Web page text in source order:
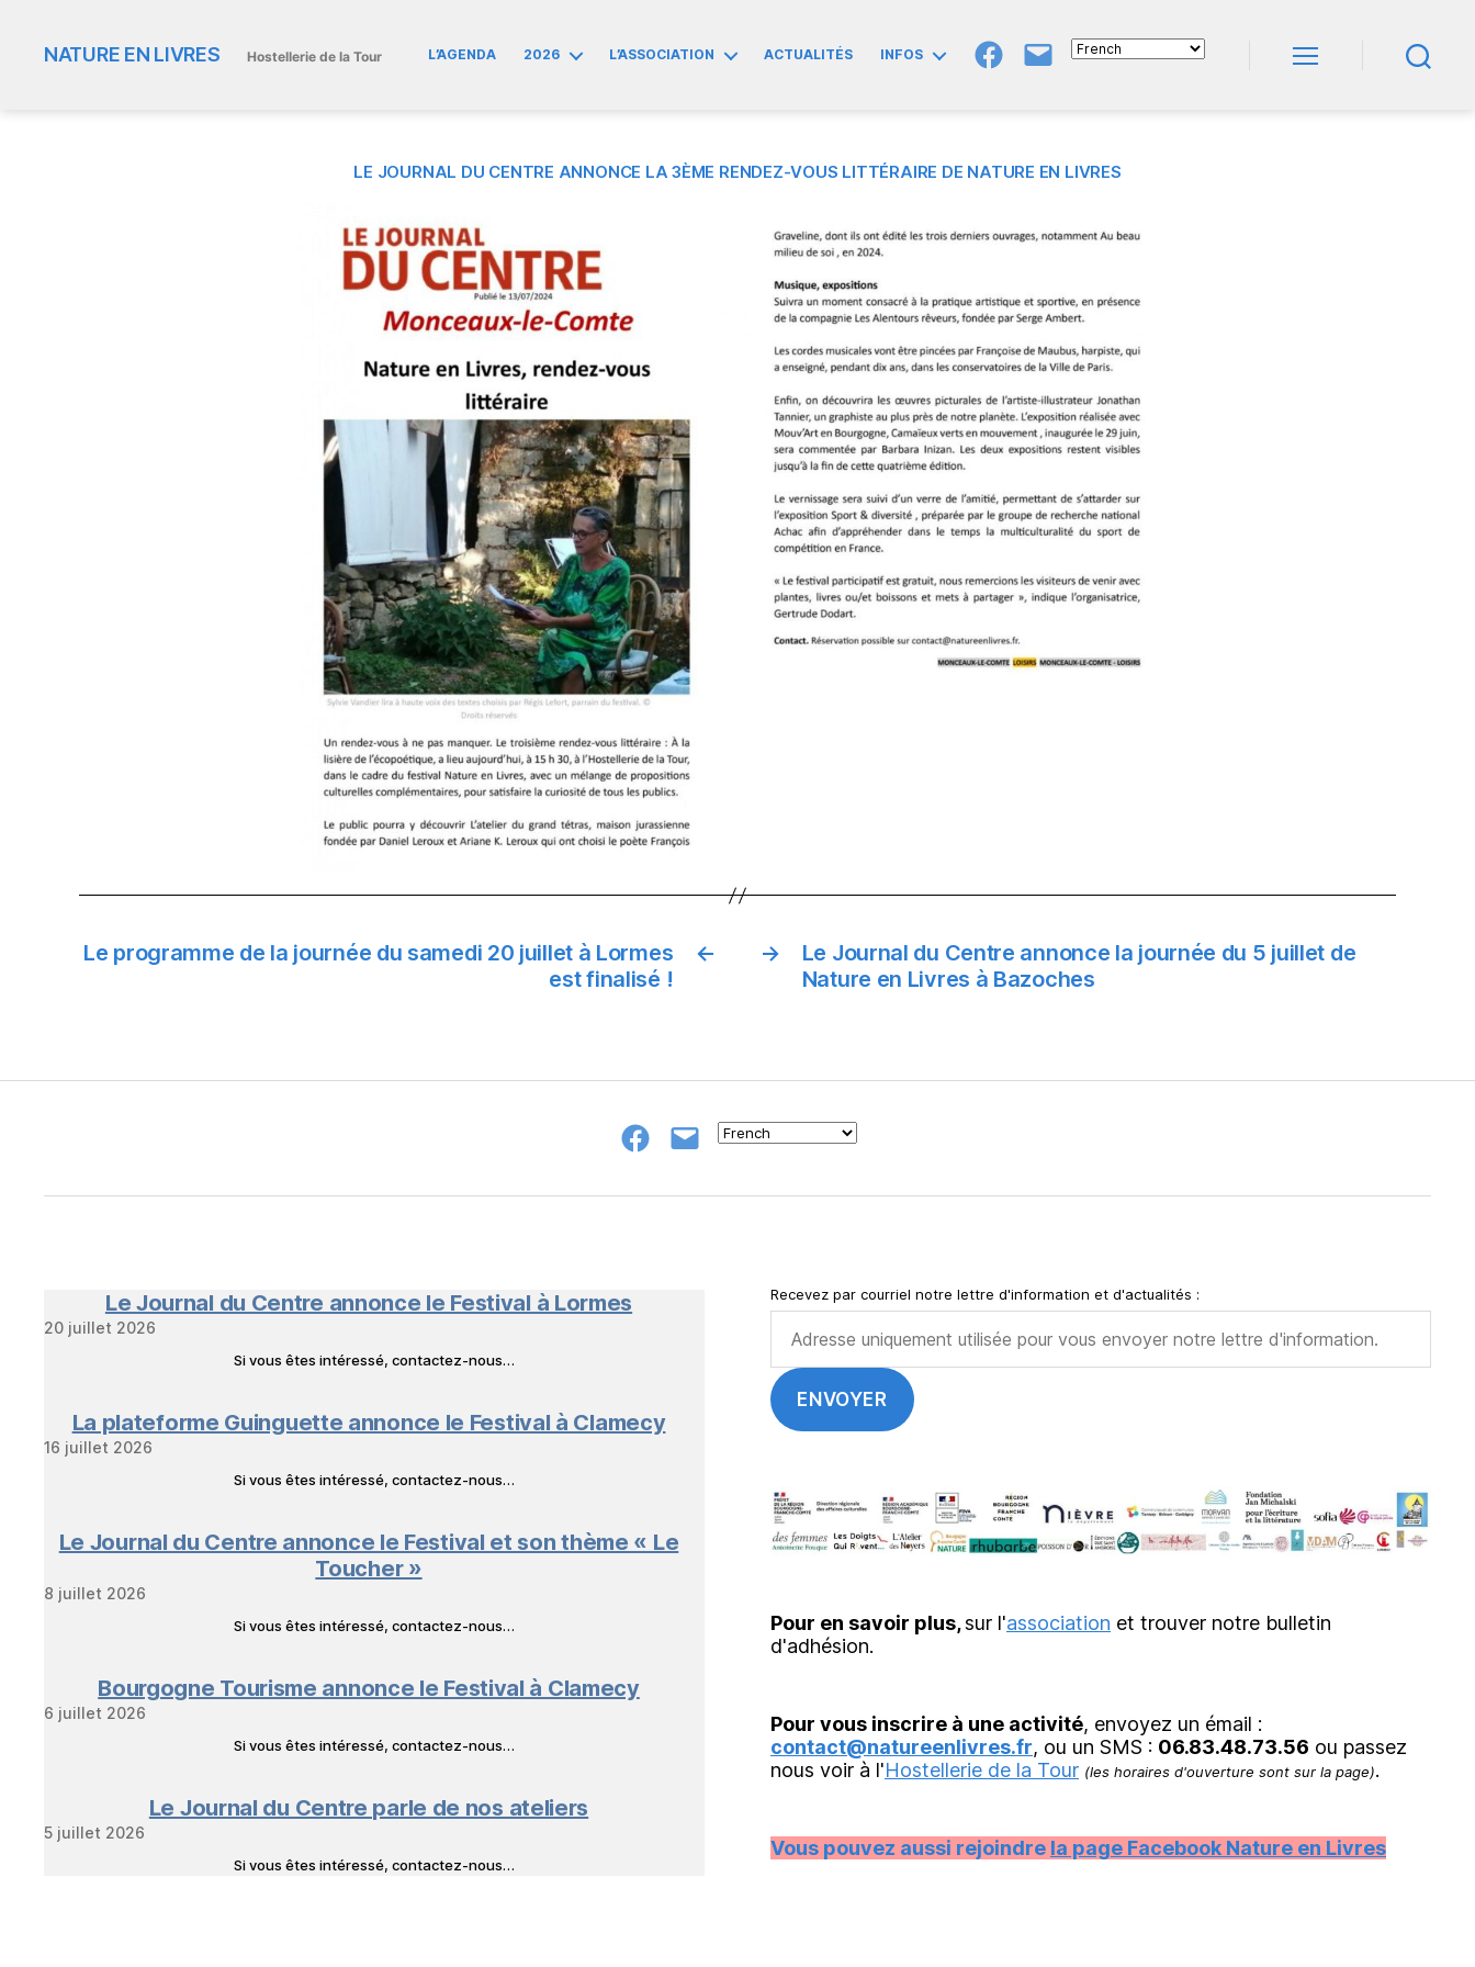
NATURE EN LIVRES Hostellerie de la Tour L’AGENDA 2026 L’ASSOCIATION ACTUALITÉS INFOS
GroupeE-
LE JOURNAL DU CENTRE ANNONCE LA 3ÈME RENDEZ-VOUS LITTÉRAIRE DE NATURE EN LIVRES
←
Le programme de la journée du samedi 20 juillet à Lormes
est finalisé !
→
Le Journal du Centre annonce la journée du 5 juillet de
Nature en Livres à Bazoches
GroupeE-
Le Journal du Centre annonce le Festival à Lormes
20 juillet 2026
Si vous êtes intéressé, contactez-nous…
La plateforme Guinguette annonce le Festival à Clamecy
16 juillet 2026
Si vous êtes intéressé, contactez-nous…
Le Journal du Centre annonce le Festival et son thème « Le
Toucher »
8 juillet 2026
Si vous êtes intéressé, contactez-nous…
Bourgogne Tourisme annonce le Festival à Clamecy
6 juillet 2026
Si vous êtes intéressé, contactez-nous…
Le Journal du Centre parle de nos ateliers
5 juillet 2026
Si vous êtes intéressé, contactez-nous…
Recevez par courriel notre lettre d'information et d'actualités :
Pour en savoir plus,sur l'association et trouver notre bulletin
d'adhésion.
Pour vous inscrire à une activité, envoyez un émail :
contact@natureenlivres.fr, ou un SMS : 06.83.48.73.56 ou passez
nous voir à l'Hostellerie de la Tour (les horaires d'ouverture sont sur la page).
Vous pouvez aussi rejoindre la page Facebook Nature en Livres